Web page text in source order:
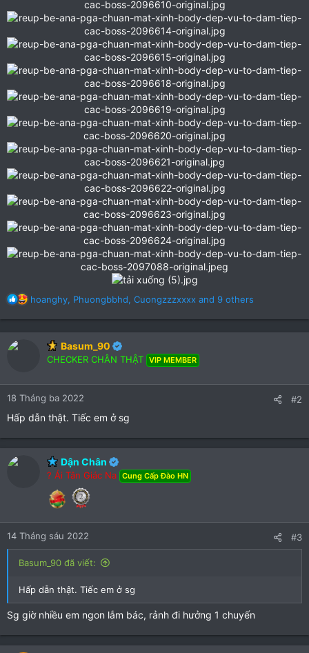
R
c
n
s
hoanghy, Phuongbbhd, Cuongzzzxxxx and 9 others
Basum_90
CHECKER CHÂN THẬT VIP MEMBER
18 Tháng ba 2022 #2
Hấp dẫn thật. Tiếc em ở sg
Dận Chân
? Ái Tân Giác Na Cung Cấp Đào HN
14 Tháng sáu 2022 #3
Basum_90 đã viết:
Hấp dẫn thật. Tiếc em ở sg
Sg giờ nhiều em ngon lắm bác, rảnh đi hưởng 1 chuyến